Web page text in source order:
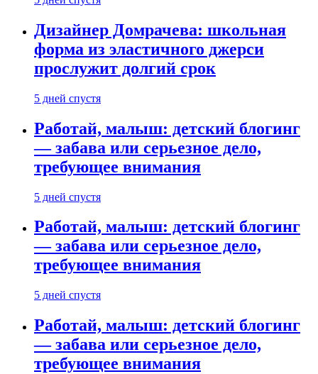
Дизайнер Домрачева: школьная
форма из эластичного джерси
прослужит долгий срок
5 дней спустя
Работай, малыш: детский блогинг
— забава или серьезное дело,
требующее внимания
5 дней спустя
Работай, малыш: детский блогинг
— забава или серьезное дело,
требующее внимания
5 дней спустя
Работай, малыш: детский блогинг
— забава или серьезное дело,
требующее внимания